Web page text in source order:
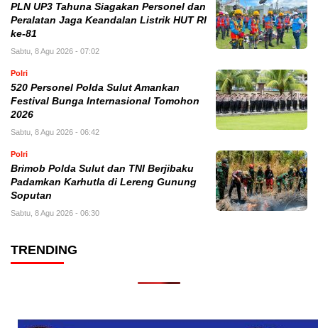
PLN UP3 Tahuna Siagakan Personel dan
Peralatan Jaga Keandalan Listrik HUT RI
ke-81
Sabtu, 8 Agu 2026 - 07:02
Polri
520 Personel Polda Sulut Amankan
Festival Bunga Internasional Tomohon
2026
Sabtu, 8 Agu 2026 - 06:42
Polri
Brimob Polda Sulut dan TNI Berjibaku
Padamkan Karhutla di Lereng Gunung
Soputan
Sabtu, 8 Agu 2026 - 06:30
TRENDING